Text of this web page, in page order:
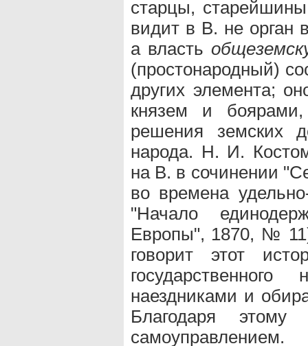
старцы,
видит в В. не орган
а власть
(простонародный)
других элемента;
князем и
решения земских
народа. Н. И.
на В. в сочинении
во времена
"Начало
Европы", 1870, №
говорит этот
наездниками и
Благодаря